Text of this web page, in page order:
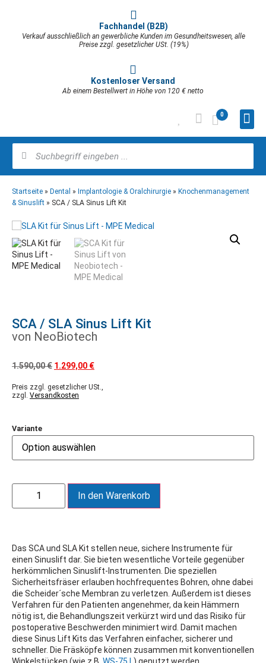
Fachhandel (B2B)
Verkauf ausschließlich an gewerbliche Kunden im Gesundheitswesen, alle
Preise zzgl. gesetzlicher USt. (19%)
Kostenloser Versand
Ab einem Bestellwert in Höhe von 120 € netto
0
Startseite » Dental » Implantologie & Oralchirurgie » Knochenmanagement
& Sinuslift » SCA / SLA Sinus Lift Kit
SCA / SLA Sinus Lift Kit
von NeoBiotech
1.590,00€ 1.299,00 €
Preis zzgl. gesetzlicher USt.,
zzgl. Versandkosten
Variante
In den Warenkorb
Das SCA und SLA Kit stellen neue, sichere Instrumente für
einen Sinuslift dar. Sie bieten wesentliche Vorteile gegenüber
herkömmlichen Sinuslift-Instrumenten. Die speziellen
Sicherheitsfräser erlauben hochfrequentes Bohren, ohne dabei
die Scheider´sche Membran zu verletzen. Außerdem ist dieses
Verfahren für den Patienten angenehmer, da kein Hämmern
nötig ist, die Behandlungszeit verkürzt wird und das Risiko für
postoperative Beschwerden minimiert wird. Damit machen
diese Sinus Lift Kits das Verfahren einfacher, sicherer und
schneller. Die Fräsköpfe können zusammen mit konventionellen